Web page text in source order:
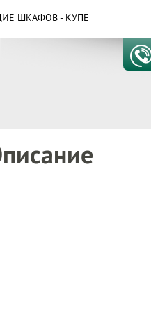
ШКАФОВ - КУПЕ